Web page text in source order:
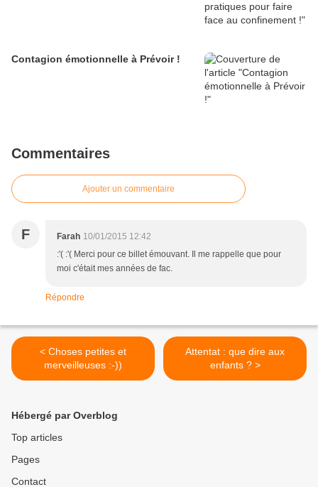
Contagion émotionnelle à Prévoir !
Commentaires
Ajouter un commentaire
F Farah 10/01/2015 12:42
:'( :'( Merci pour ce billet émouvant. Il me rappelle que pour
moi c'était mes années de fac.
Répondre
< Choses petites et
merveilleuses :-))
Attentat : que dire aux
enfants ? >
Hébergé par Overblog
Top articles
Pages
Contact